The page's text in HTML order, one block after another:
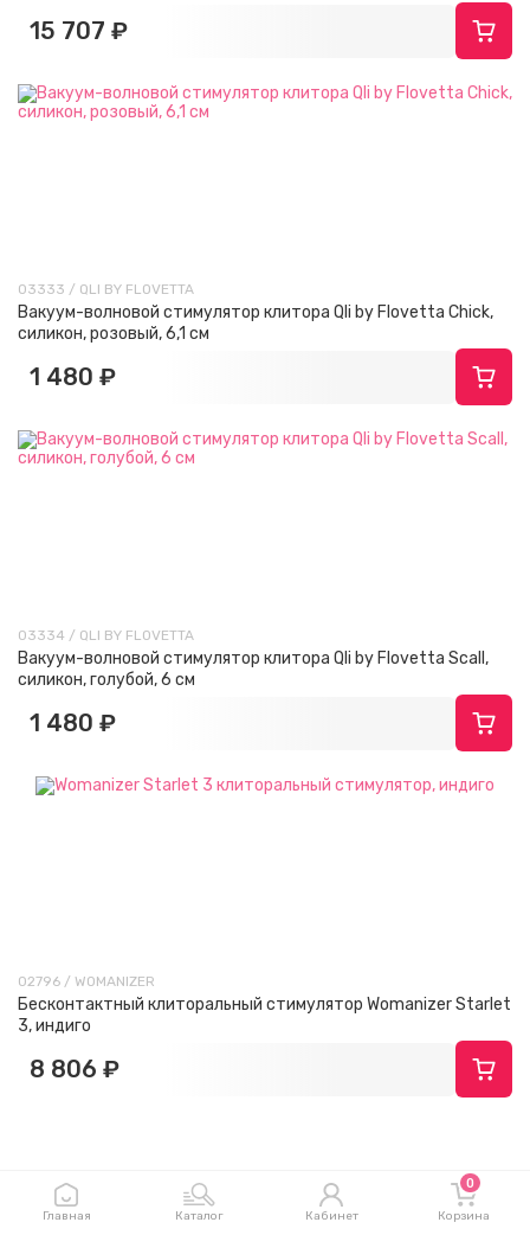
15 707 ₽
03333 / QLI BY FLOVETTA
Вакуум-волновой стимулятор клитора Qli by Flovetta Chick,
силикон, розовый, 6,1 см
1 480 ₽
03334 / QLI BY FLOVETTA
Вакуум-волновой стимулятор клитора Qli by Flovetta Scall,
силикон, голубой, 6 см
1 480 ₽
02796 / WOMANIZER
Бесконтактный клиторальный стимулятор Womanizer Starlet
3, индиго
8 806 ₽
Для женщин
Главная Каталог Кабинет Корзина
0